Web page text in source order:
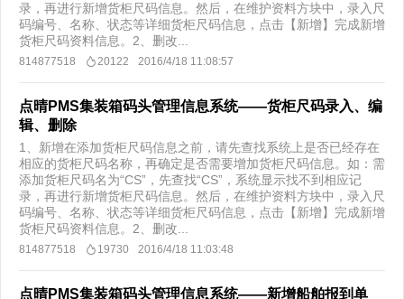
录，再进行新增货柜尺码信息。然后，在维护资料方块中，录入尺
码编号、名称、状态等详细货柜尺码信息，点击【新增】完成新增
货柜尺码资料信息。2、删改...
814877518 20122 2016/4/18 11:08:57
点晴PMS集装箱码头管理信息系统——货柜尺码录入、编
辑、删除
1、新增在添加货柜尺码信息之前，请先查找系统上是否已经存在
相应的货柜尺码名称，再确定是否需要增加货柜尺码信息。如：需
添加货柜尺码名为“CS”，先查找“CS”，系统显示找不到相应记
录，再进行新增货柜尺码信息。然后，在维护资料方块中，录入尺
码编号、名称、状态等详细货柜尺码信息，点击【新增】完成新增
货柜尺码资料信息。2、删改...
814877518 19730 2016/4/18 11:03:48
点晴PMS集装箱码头管理信息系统——新增船舶报到单